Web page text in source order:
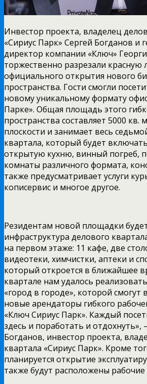
Инвестор проекта, владелец
«Сириус Парк» Сергей Богданов и
директор компании «Ключ»
торжественно разрезали красную
официального открытия нового
пространства. Гости смогли
новому уникальному формату
Парке». Общая площадь этого
пространства составляет 5000 кв.
плоскости и занимает весь
квартала, который будет
открытую кухню, винный погреб,
комнаты различного формата,
также предусматривает услуги
кописервис и многое другое.
Резидентам новой площадки
инфраструктура делового
на первом этаже: 11 кафе, две
видеотеки, химчистки, аптеки и
который откроется в ближайшее
квартале нам удалось
«город в городе», которой смогут
новые арендаторы гибкого
«Ключ Сириус Парк». Каждый
здесь и поработать и
Богданов, инвестор проекта,
квартала «Сириус Парк». Кроме
планируется открытие
также будут расположены рабочие